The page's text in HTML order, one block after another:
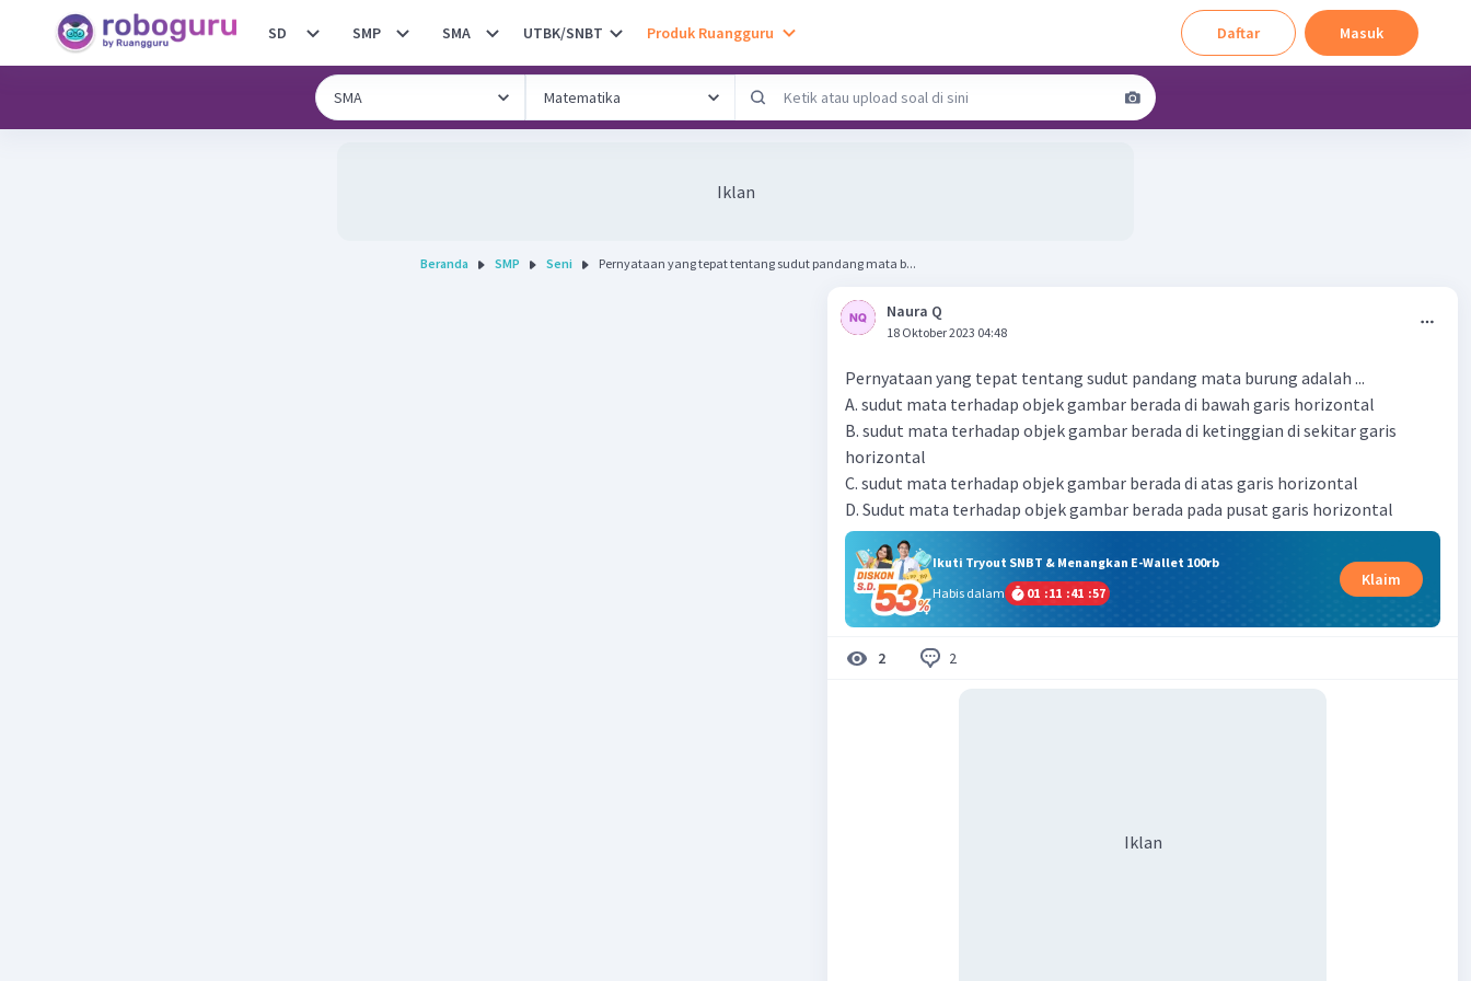
SD SMP SMA UTBK/SNBT Produk Ruangguru Daftar Masuk
Iklan
Beranda SMP Seni Pernyataan yang tepat tentang sudut pandang mata b...
Naura Q
18 Oktober 2023 04:48
Pernyataan yang tepat tentang sudut pandang mata burung adalah ...
A. sudut mata terhadap objek gambar berada di bawah garis horizontal
B. sudut mata terhadap objek gambar berada di ketinggian di sekitar garis
horizontal
C. sudut mata terhadap objek gambar berada di atas garis horizontal
D. Sudut mata terhadap objek gambar berada pada pusat garis horizontal
Ikuti Tryout SNBT & Menangkan E-Wallet 100rb
Habis dalam
01 :11 :41 :56
Klaim
2 2
Iklan